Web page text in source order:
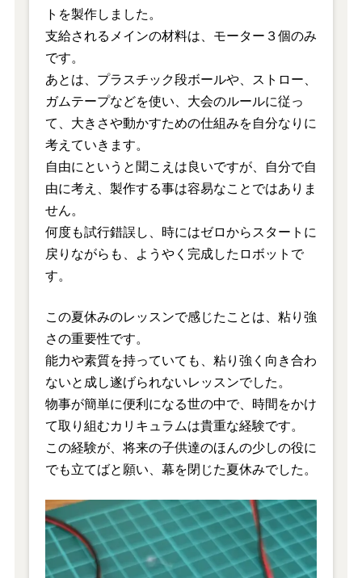
トを製作しました。
支給されるメインの材料は、モーター３個のみ
です。
あとは、プラスチック段ボールや、ストロー、
ガムテープなどを使い、大会のルールに従っ
て、大きさや動かすための仕組みを自分なりに
考えていきます。
自由にというと聞こえは良いですが、自分で自
由に考え、製作する事は容易なことではありま
せん。
何度も試行錯誤し、時にはゼロからスタートに
戻りながらも、ようやく完成したロボットで
す。
この夏休みのレッスンで感じたことは、粘り強
さの重要性です。
能力や素質を持っていても、粘り強く向き合わ
ないと成し遂げられないレッスンでした。
物事が簡単に便利になる世の中で、時間をかけ
て取り組むカリキュラムは貴重な経験です。
この経験が、将来の子供達のほんの少しの役に
でも立てばと願い、幕を閉じた夏休みでした。